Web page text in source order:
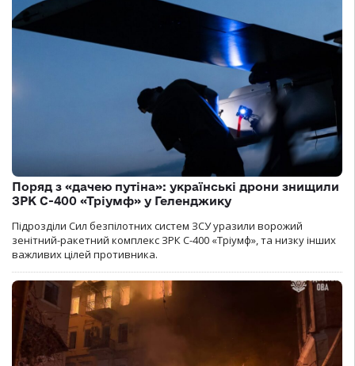
Поряд з «дачею путіна»: українські дрони знищили
ЗРК С-400 «Тріумф» у Геленджику
Підрозділи Сил безпілотних систем ЗСУ уразили ворожий
зенітний-ракетний комплекс ЗРК С-400 «Тріумф», та низку інших
важливих цілей противника.